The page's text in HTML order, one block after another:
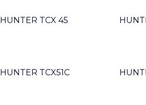
HUNTER TCX 45
HUNTER TCX51C